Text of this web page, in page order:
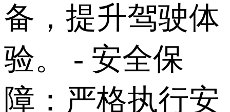
备，提升驾驶体
验。 - 安全保
障：严格执行安